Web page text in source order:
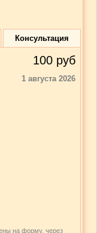
Консультация
100 руб
1 августа 2026
на форму, через